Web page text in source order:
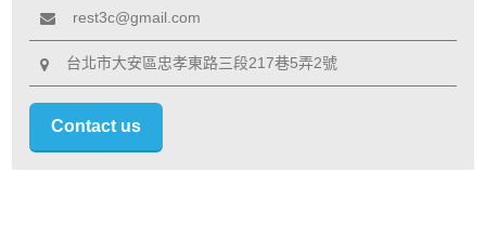
rest3c@gmail.com
台北市大安區忠孝東路三段217巷5弄2號
Contact us